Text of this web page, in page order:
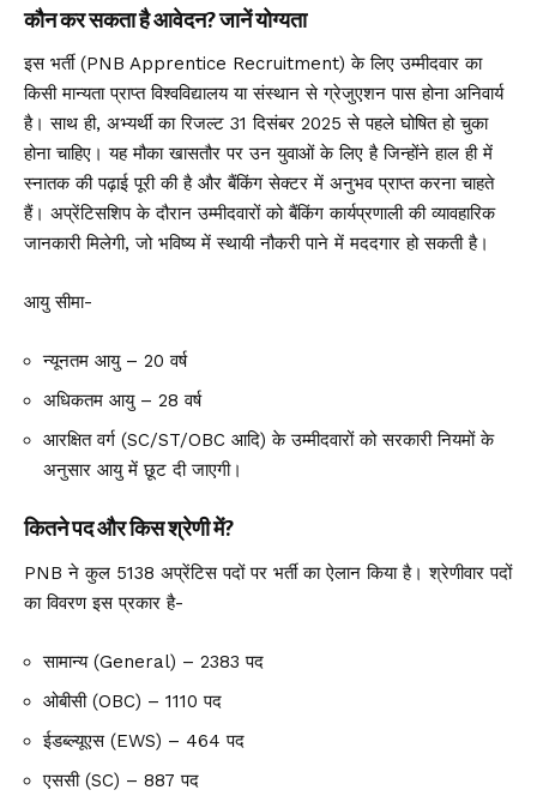
कौन कर सकता है आवेदन? जानें योग्यता
इस भर्ती (PNB Apprentice Recruitment) के लिए उम्मीदवार का
किसी मान्यता प्राप्त विश्वविद्यालय या संस्थान से ग्रेजुएशन पास होना अनिवार्य
है। साथ ही, अभ्यर्थी का रिजल्ट 31 दिसंबर 2025 से पहले घोषित हो चुका
होना चाहिए। यह मौका खासतौर पर उन युवाओं के लिए है जिन्होंने हाल ही में
स्नातक की पढ़ाई पूरी की है और बैंकिंग सेक्टर में अनुभव प्राप्त करना चाहते
हैं। अप्रेंटिसशिप के दौरान उम्मीदवारों को बैंकिंग कार्यप्रणाली की व्यावहारिक
जानकारी मिलेगी, जो भविष्य में स्थायी नौकरी पाने में मददगार हो सकती है।
आयु सीमा-
न्यूनतम आयु – 20 वर्ष
अधिकतम आयु – 28 वर्ष
आरक्षित वर्ग (SC/ST/OBC आदि) के उम्मीदवारों को सरकारी नियमों के
अनुसार आयु में छूट दी जाएगी।
कितने पद और किस श्रेणी में?
PNB ने कुल 5138 अप्रेंटिस पदों पर भर्ती का ऐलान किया है। श्रेणीवार पदों
का विवरण इस प्रकार है-
सामान्य (General) – 2383 पद
ओबीसी (OBC) – 1110 पद
ईडब्ल्यूएस (EWS) – 464 पद
एससी (SC) – 887 पद